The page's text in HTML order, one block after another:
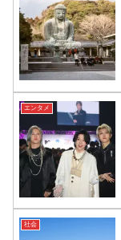
エンタメ
社会